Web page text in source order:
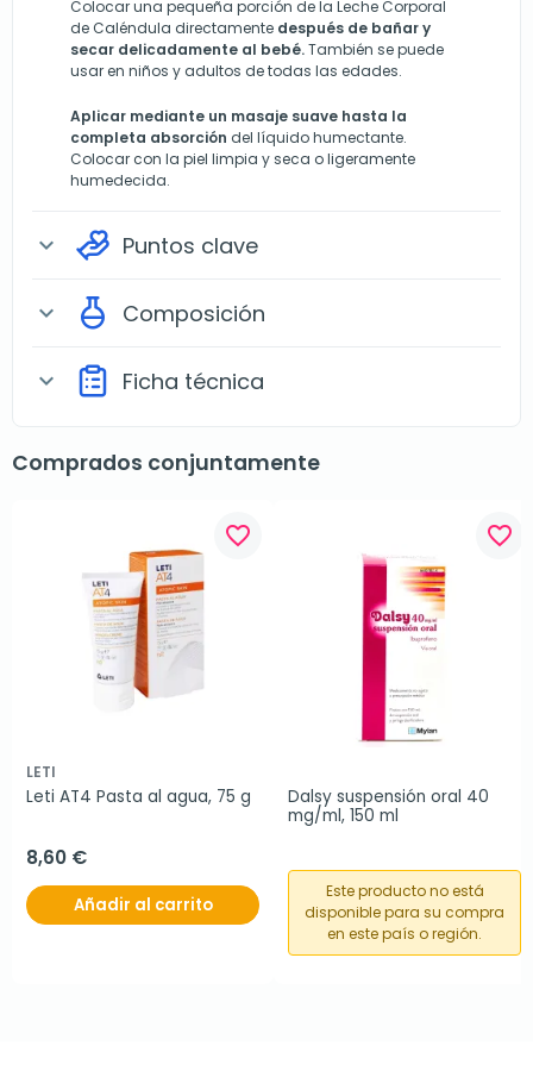
Colocar una pequeña porción de la Leche Corporal
de Caléndula directamente después de bañar y
secar delicadamente al bebé.También se puede
usar en niños y adultos de todas las edades.
Aplicar mediante un masaje suave hasta la
completa absorción del líquido humectante.
Colocar con la piel limpia y seca o ligeramente
humedecida.
expand_more Puntos clave
expand_more Composición
expand_more Ficha técnica
Comprados conjuntamente
favorite_border
LETI
Leti AT4 Pasta al agua, 75 g
8,60 €
Añadir al carrito
favorite_border
Dalsy suspensión oral 40
mg/ml, 150 ml
Este producto no está
disponible para su compra
en este país o región.